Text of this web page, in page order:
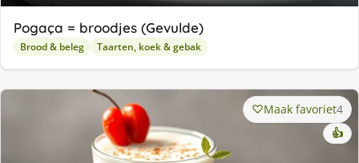
Pogaça = broodjes (Gevulde)
Brood & beleg Taarten, koek & gebak
Maak favoriet4
👍